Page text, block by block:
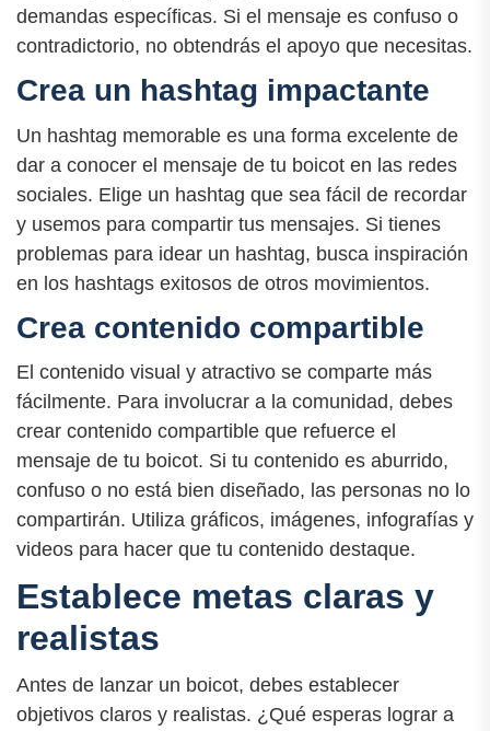
demandas específicas. Si el mensaje es confuso o
contradictorio, no obtendrás el apoyo que necesitas.
Crea un hashtag impactante
Un hashtag memorable es una forma excelente de
dar a conocer el mensaje de tu boicot en las redes
sociales. Elige un hashtag que sea fácil de recordar
y usemos para compartir tus mensajes. Si tienes
problemas para idear un hashtag, busca inspiración
en los hashtags exitosos de otros movimientos.
Crea contenido compartible
El contenido visual y atractivo se comparte más
fácilmente. Para involucrar a la comunidad, debes
crear contenido compartible que refuerce el
mensaje de tu boicot. Si tu contenido es aburrido,
confuso o no está bien diseñado, las personas no lo
compartirán. Utiliza gráficos, imágenes, infografías y
videos para hacer que tu contenido destaque.
Establece metas claras y
realistas
Antes de lanzar un boicot, debes establecer
objetivos claros y realistas. ¿Qué esperas lograr a